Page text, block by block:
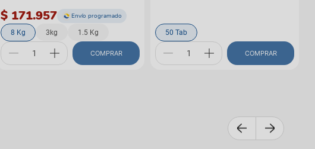
$ 171.957 Envío programado
8 Kg 3kg 1.5 Kg
COMPRAR
50 Tab
COMPRAR